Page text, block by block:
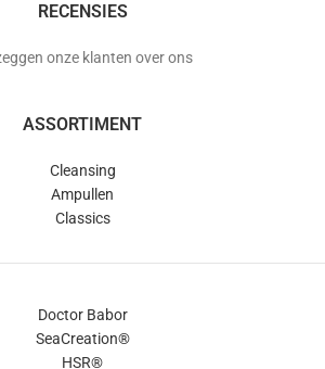
RECENSIES
onze klanten over ons
ASSORTIMENT
Cleansing
Ampullen
Classics
Doctor Babor
SeaCreation®
HSR®